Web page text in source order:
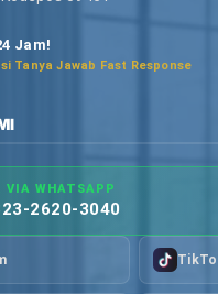
Jam!
Tanya Jawab Fast Response
VIA WHATSAPP
2620-3040